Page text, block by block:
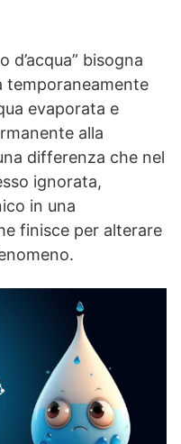
d’acqua” bisogna
temporaneamente
evaporata e
alla
differenza che nel
ignorata,
in una
finisce per alterare